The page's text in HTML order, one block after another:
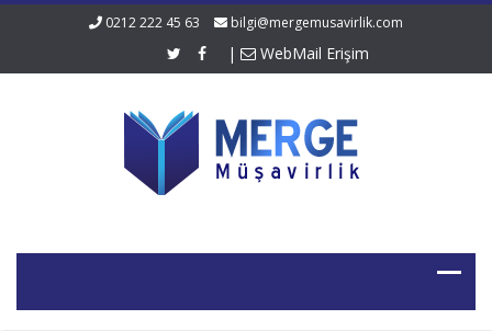
0212 222 45 63 bilgi@mergemusavirlik.com
| WebMail Erişim